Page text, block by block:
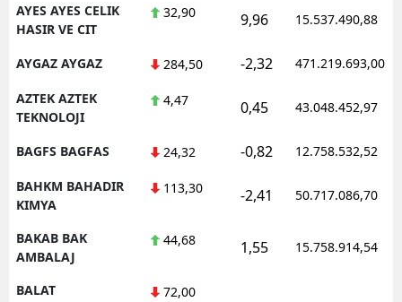
AYES AYES CELIK
HASIR VE CIT
32,90 9,96 15.537.490,88
AYGAZ AYGAZ 284,50 -2,32 471.219.693,00
AZTEK AZTEK
TEKNOLOJI
4,47 0,45 43.048.452,97
BAGFS BAGFAS 24,32 -0,82 12.758.532,52
BAHKM BAHADIR
KIMYA
113,30 -2,41 50.717.086,70
BAKAB BAK
AMBALAJ
44,68 1,55 15.758.914,54
BALAT
72,00